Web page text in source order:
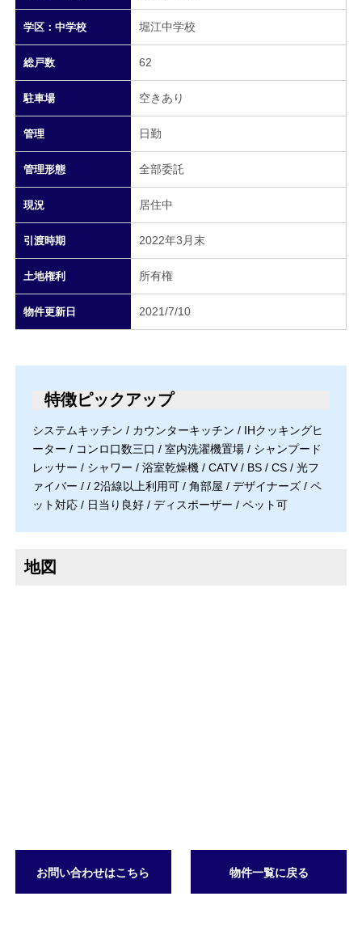
学区：中学校 堀江中学校
総戸数 62
駐車場 空きあり
管理 日勤
管理形態 全部委託
現況 居住中
引渡時期 2022年3月末
土地権利 所有権
物件更新日 2021/7/10
特徴ピックアップ
システムキッチン / カウンターキッチン / IHクッキングヒ
ーター / コンロ口数三口 / 室内洗濯機置場 / シャンプード
レッサー / シャワー / 浴室乾燥機 / CATV / BS / CS / 光フ
ァイバー / / 2沿線以上利用可 / 角部屋 / デザイナーズ / ペ
ット対応 / 日当り良好 / ディスポーザー / ペット可
地図
お問い合わせはこちら 物件一覧に戻る